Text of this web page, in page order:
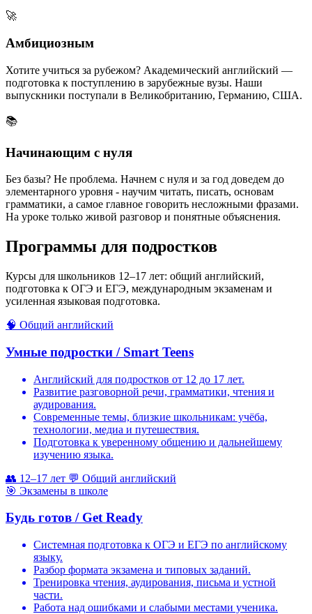
🚀
Амбициозным
Хотите учиться за рубежом? Академический английский —
подготовка к поступлению в зарубежные вузы. Наши
выпускники поступали в Великобританию, Германию, США.
📚
Начинающим с нуля
Без базы? Не проблема. Начнем с нуля и за год доведем до
элементарного уровня - научим читать, писать, основам
грамматики, а самое главное говорить несложными фразами.
На уроке только живой разговор и понятные объяснения.
Программы для подростков
Курсы для школьников 12–17 лет: общий английский,
подготовка к ОГЭ и ЕГЭ, международным экзаменам и
усиленная языковая подготовка.
🧠 Общий английский
Умные подростки / Smart Teens
Английский для подростков от 12 до 17 лет.
Развитие разговорной речи, грамматики, чтения и
аудирования.
Современные темы, близкие школьникам: учёба,
технологии, медиа и путешествия.
Подготовка к уверенному общению и дальнейшему
изучению языка.
👥 12–17 лет 💬 Общий английский
🎯 Экзамены в школе
Будь готов / Get Ready
Системная подготовка к ОГЭ и ЕГЭ по английскому
языку.
Разбор формата экзамена и типовых заданий.
Тренировка чтения, аудирования, письма и устной
части.
Работа над ошибками и слабыми местами ученика.